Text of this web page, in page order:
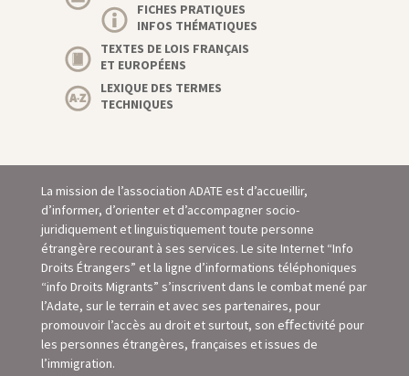
FICHES PRATIQUES
INFOS THÉMATIQUES
TEXTES DE LOIS FRANÇAIS
ET EUROPÉENS
LEXIQUE DES TERMES
TECHNIQUES
La mission de l’association ADATE est d’accueillir,
d’informer, d’orienter et d’accompagner socio-
juridiquement et linguistiquement toute personne
étrangère recourant à ses services. Le site Internet “Info
Droits Étrangers” et la ligne d’informations téléphoniques
“info Droits Migrants” s’inscrivent dans le combat mené par
l’Adate, sur le terrain et avec ses partenaires, pour
promouvoir l’accès au droit et surtout, son eﬀectivité pour
les personnes étrangères, françaises et issues de
l’immigration.